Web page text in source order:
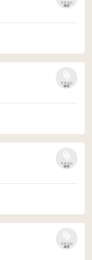
リストに
保存
リストに
保存
リストに
保存
リストに
保存